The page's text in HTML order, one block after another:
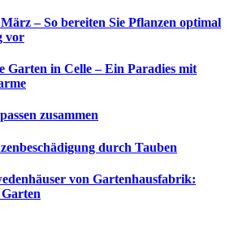
– So bereiten Sie Pflanzen optimal
vor
Garten in Celle – Ein Paradies mit
zusammen
durch Tauben
von Gartenhausfabrik: